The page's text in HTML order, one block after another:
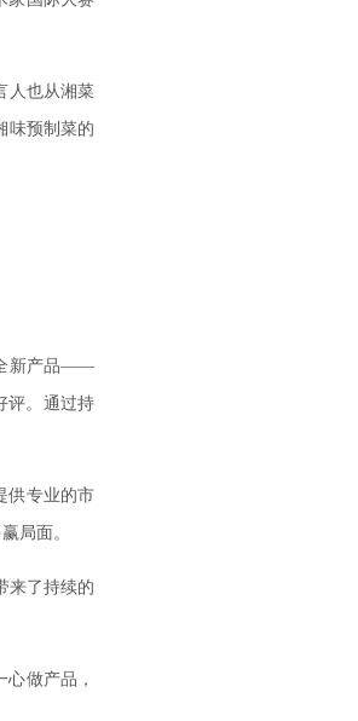
人也从湘菜
味预制菜的
全新产品——
评。通过持
供专业的市
局面。
来了持续的
做产品，